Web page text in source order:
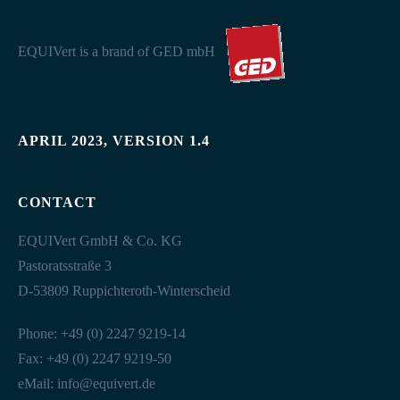
EQUIVert is a brand of GED mbH
APRIL 2023, VERSION 1.4
CONTACT
EQUIVert GmbH & Co. KG
Pastoratsstraße 3
D-53809 Ruppichteroth-Winterscheid
Phone: +49 (0) 2247 9219-14
Fax: +49 (0) 2247 9219-50
eMail: info@equivert.de